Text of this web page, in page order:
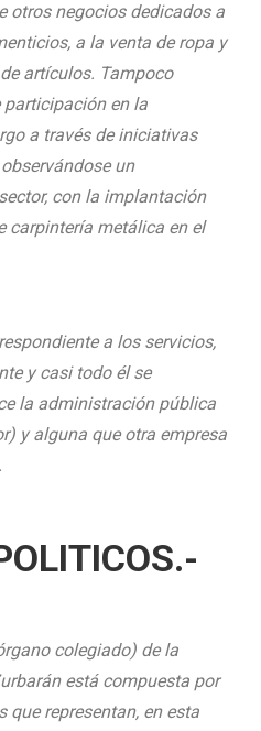
otros negocios dedicados a
a la venta de ropa y
artículos. Tampoco
participación en la
a través de iniciativas
un
con la implantación
carpintería metálica en el
a los servicios,
y casi todo él se
la administración pública
y alguna que otra empresa
colegiado) de la
está compuesta por
que representan, en esta